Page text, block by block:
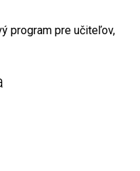
program pre učiteľov,